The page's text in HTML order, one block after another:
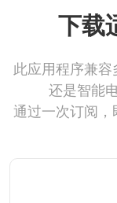
下载
此应用程序兼
还是智能
通过一次订阅